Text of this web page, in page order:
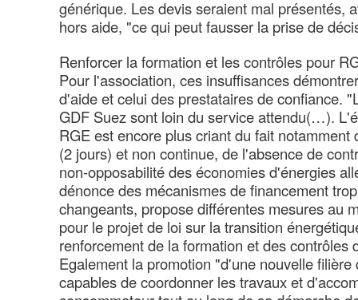
générique. Les devis seraient mal présentés,
hors aide, "ce qui peut fausser la prise de
Renforcer la formation et les contrôles pour
Pour l'association, ces insuffisances
d'aide et celui des prestataires de confiance.
GDF Suez sont loin du service attendu(…).
RGE est encore plus criant du fait
(2 jours) et non continue, de l'absence de
non-opposabilité des économies d'énergies
dénonce des mécanismes de financement
changeants, propose différentes mesures au
pour le projet de loi sur la transition
renforcement de la formation et des contrôles
Egalement la promotion "d'une nouvelle
capables de coordonner les travaux et